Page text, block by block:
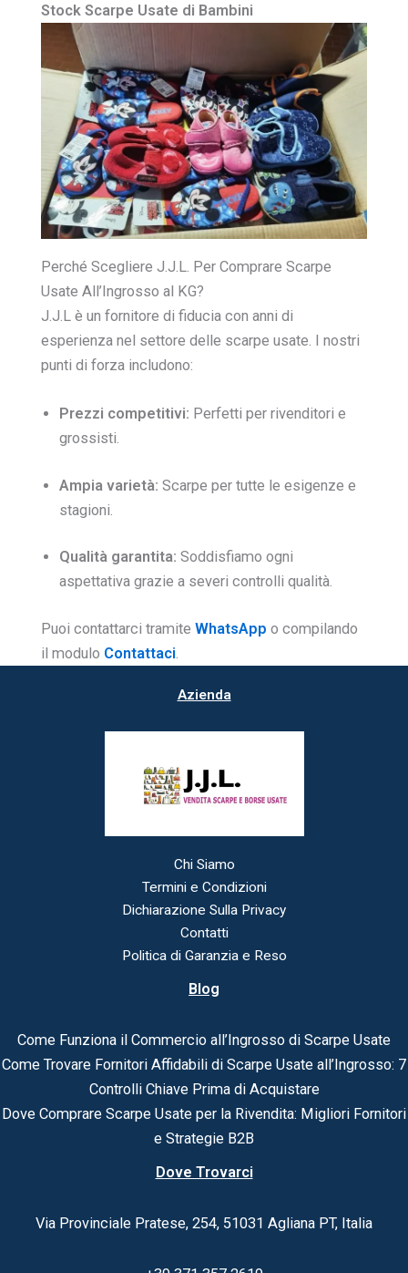
Stock Scarpe Usate di Bambini
Perché Scegliere J.J.L. Per Comprare Scarpe
Usate All’Ingrosso al KG?
J.J.L è un fornitore di fiducia con anni di
esperienza nel settore delle scarpe usate. I nostri
punti di forza includono:
Prezzi competitivi: Perfetti per rivenditori e
grossisti.
Ampia varietà: Scarpe per tutte le esigenze e
stagioni.
Qualità garantita: Soddisfiamo ogni
aspettativa grazie a severi controlli qualità.
Puoi contattarci tramite WhatsApp o compilando
il modulo Contattaci
Azienda
Chi Siamo
Termini e Condizioni
Dichiarazione Sulla Privacy
Contatti
Politica di Garanzia e Reso
Blog
Come Funziona il Commercio all’Ingrosso di Scarpe Usate
Come Trovare Fornitori Affidabili di Scarpe Usate all’Ingrosso: 7
Controlli Chiave Prima di Acquistare
Dove Comprare Scarpe Usate per la Rivendita: Migliori Fornitori
e Strategie B2B
Dove Trovarci
Via Provinciale Pratese, 254, 51031 Agliana PT, Italia